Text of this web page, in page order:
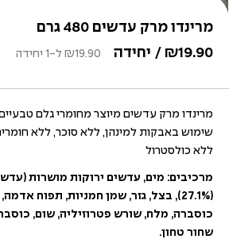
מרינדו מרק עדשים 480 גרם
₪19.90 / יחידה ₪19.90 ל-1 יחידה
מרינדו מרק עדשים מיוצר מחומרי גלם
שימוש באבקות למינהן, ללא סוכר, ללא
ללא כולסטרול
מרכיבים: מים, עדשים ירוקות מושרות
(27.1%), בצל, גזר, שמן חמניות, תפוח
כוסברה, מלח, שורש פטרוזיליה, שום,
שחור טחון.